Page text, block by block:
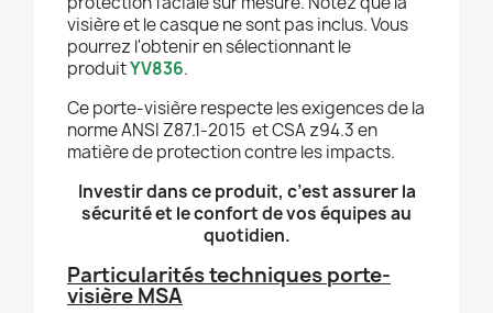
visière et le casque ne sont pas inclus. Vous
pourrez l'obtenir en sélectionnant le
produitYV836.
Ce porte-visière respecte les exigences de la
norme ANSI Z87.1-2015 et CSA z94.3 en
matière de protection contre les impacts.
Investir dans ce produit, c’est assurer la
sécurité et le confort de vos équipes au
quotidien.
Particularités techniques porte-
visière MSA